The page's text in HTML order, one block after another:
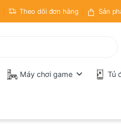
Theo dõi đơn hàng Sản
Máy chơi game Tủ